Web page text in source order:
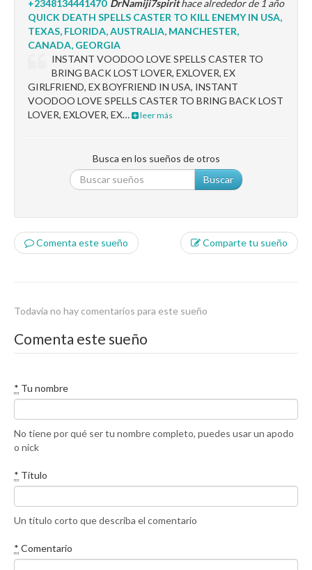
DrNamiji7spirithace alrededor de 1 año
+2348134441470
QUICK DEATH SPELLS CASTER TO KILL ENEMY IN USA,
TEXAS, FLORIDA, AUSTRALIA, MANCHESTER,
CANADA, GEORGIA
INSTANT VOODOO LOVE SPELLS CASTER TO
BRING BACK LOST LOVER, EXLOVER, EX
GIRLFRIEND, EX BOYFRIEND IN USA, INSTANT
VOODOO LOVE SPELLS CASTER TO BRING BACK LOST
LOVER, EXLOVER, EX…
leer más
Busca en los sueños de otros
Buscar
Comenta este sueño Comparte tu sueño
Todavía no hay comentarios para este sueño
Comenta este sueño
* Tu nombre
No tiene por qué ser tu nombre completo, puedes usar un apodo
o nick
* Título
Un título corto que describa el comentario
* Comentario